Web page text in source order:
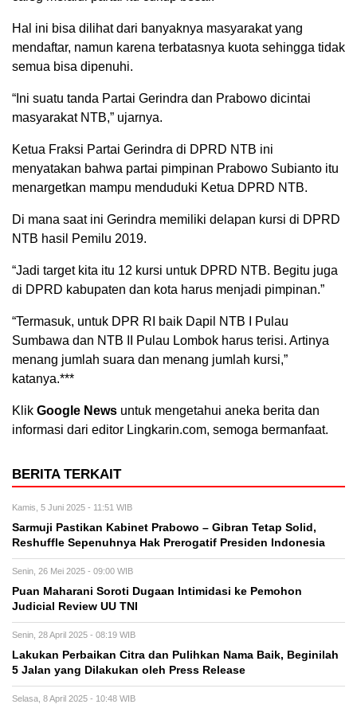
Hal ini bisa dilihat dari banyaknya masyarakat yang
mendaftar, namun karena terbatasnya kuota sehingga tidak
semua bisa dipenuhi.
“Ini suatu tanda Partai Gerindra dan Prabowo dicintai
masyarakat NTB,” ujarnya.
Ketua Fraksi Partai Gerindra di DPRD NTB ini
menyatakan bahwa partai pimpinan Prabowo Subianto itu
menargetkan mampu menduduki Ketua DPRD NTB.
Di mana saat ini Gerindra memiliki delapan kursi di DPRD
NTB hasil Pemilu 2019.
“Jadi target kita itu 12 kursi untuk DPRD NTB. Begitu juga
di DPRD kabupaten dan kota harus menjadi pimpinan.”
“Termasuk, untuk DPR RI baik Dapil NTB I Pulau
Sumbawa dan NTB II Pulau Lombok harus terisi. Artinya
menang jumlah suara dan menang jumlah kursi,”
katanya.***
Klik Google News untuk mengetahui aneka berita dan
informasi dari editor Lingkarin.com, semoga bermanfaat.
BERITA TERKAIT
Kamis, 5 Juni 2025 - 11:51 WIB
Sarmuji Pastikan Kabinet Prabowo – Gibran Tetap Solid,
Reshuffle Sepenuhnya Hak Prerogatif Presiden Indonesia
Senin, 26 Mei 2025 - 09:00 WIB
Puan Maharani Soroti Dugaan Intimidasi ke Pemohon
Judicial Review UU TNI
Senin, 28 April 2025 - 08:19 WIB
Lakukan Perbaikan Citra dan Pulihkan Nama Baik, Beginilah
5 Jalan yang Dilakukan oleh Press Release
Selasa, 8 April 2025 - 10:48 WIB